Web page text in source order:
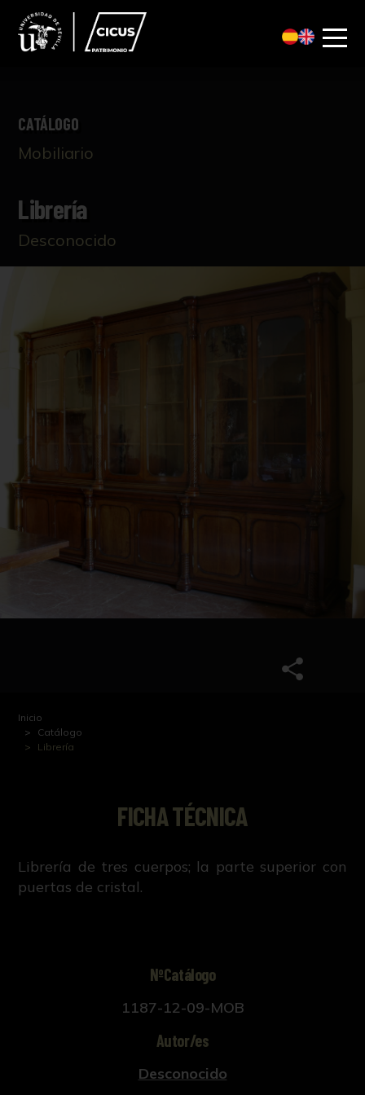
CATÁLOGO
Mobiliario
Librería
Desconocido
Inicio
Catálogo
Librería
FICHA TÉCNICA
Librería de tres cuerpos; la parte superior con
puertas de cristal.
NºCatálogo
1187-12-09-MOB
Autor/es
Desconocido